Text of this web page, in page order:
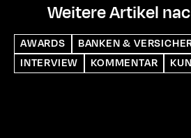
Weitere Artikel
AWARDS BANKEN &
INTERVIEW
KOMMENTAR